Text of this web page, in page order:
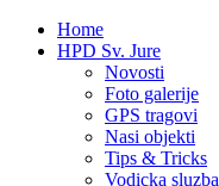
Home
HPD Sv. Jure
Novosti
Foto galerije
GPS tragovi
Nasi objekti
Tips & Tricks
Vodicka sluzba